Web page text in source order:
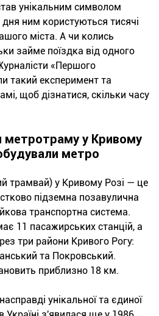
унікальним символом
ним користуються тисячі
міста. А чи колись
займе поїздка від одного
«Першого
такий експеримент та
щоб дізнатися, скільки часу
метротраму у Кривому
метро
трамвай) у Кривому Розі — це
підземна позавулична
транспортна система.
11 пасажирських станцій, а
три райони Кривого Рогу:
та Покровський.
приблизно 18 км.
унікальної та єдиної